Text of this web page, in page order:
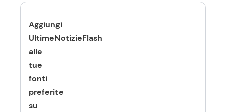
Aggiungi
UltimeNotizieFlash
alle
tue
fonti
preferite
su